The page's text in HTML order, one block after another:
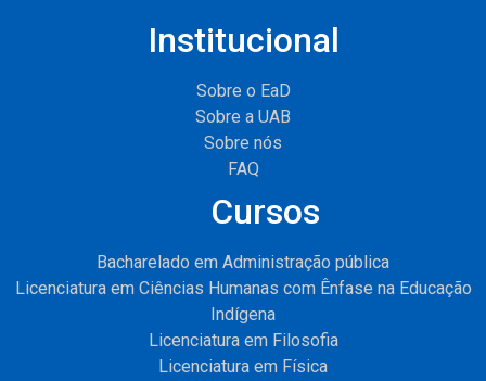
Institucional
Sobre o EaD
Sobre a UAB
Sobre nós
FAQ
Cursos
Bacharelado em Administração pública
Licenciatura em Ciências Humanas com Ênfase na Educação
Indígena
Licenciatura em Filosofia
Licenciatura em Física